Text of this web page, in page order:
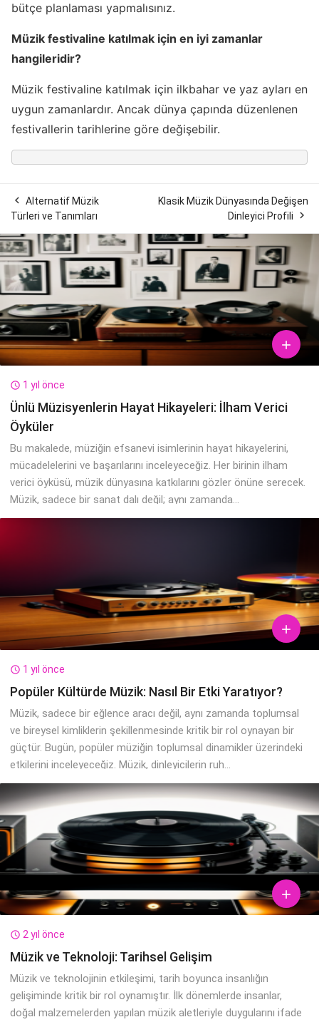
bütçe planlaması yapmalısınız.
Müzik festivaline katılmak için en iyi zamanlar
hangileridir?
Müzik festivaline katılmak için ilkbahar ve yaz ayları en
uygun zamanlardır. Ancak dünya çapında düzenlenen
festivallerin tarihlerine göre değişebilir.
 Alternatif Müzik
Türleri ve Tanımları
Klasik Müzik Dünyasında Değişen
Dinleyici Profili


 1 yıl önce
Ünlü Müzisyenlerin Hayat Hikayeleri: İlham Verici
Öyküler
Bu makalede, müziğin efsanevi isimlerinin hayat hikayelerini,
mücadelelerini ve başarılarını inceleyeceğiz. Her birinin ilham
verici öyküsü, müzik dünyasına katkılarını gözler önüne serecek.
Müzik, sadece bir sanat dalı değil; aynı zamanda...

 1 yıl önce
Popüler Kültürde Müzik: Nasıl Bir Etki Yaratıyor?
Müzik, sadece bir eğlence aracı değil, aynı zamanda toplumsal
ve bireysel kimliklerin şekillenmesinde kritik bir rol oynayan bir
güçtür. Bugün, popüler müziğin toplumsal dinamikler üzerindeki
etkilerini inceleyeceğiz. Müzik, dinleyicilerin ruh...

 2 yıl önce
Müzik ve Teknoloji: Tarihsel Gelişim
Müzik ve teknolojinin etkileşimi, tarih boyunca insanlığın
gelişiminde kritik bir rol oynamıştır. İlk dönemlerde insanlar,
doğal malzemelerden yapılan müzik aletleriyle duygularını ifade